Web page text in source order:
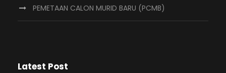
PEMETAAN CALON MURID BARU (PCMB)
Latest Post